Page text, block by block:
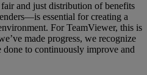
and just distribution of benefits
essential for creating a
For TeamViewer, this is
made progress, we recognize
to continuously improve and